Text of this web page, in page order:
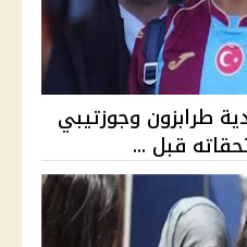
طرابزون وجوزتيبي
قبل ...